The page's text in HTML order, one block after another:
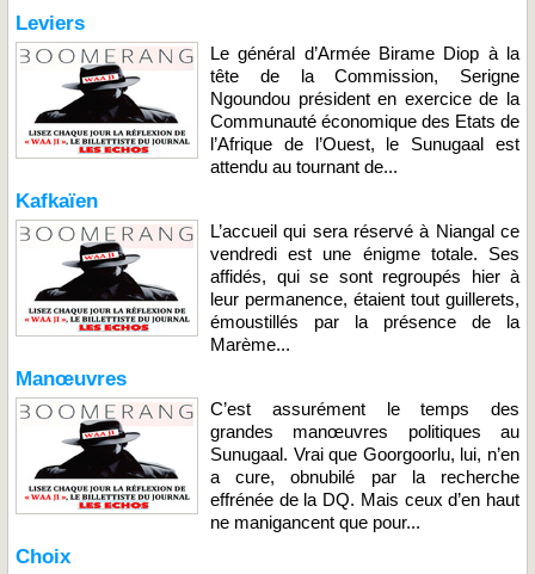
Leviers
Le général d’Armée Birame Diop à la
tête de la Commission, Serigne
Ngoundou président en exercice de la
Communauté économique des Etats de
l’Afrique de l’Ouest, le Sunugaal est
attendu au tournant de...
Kafkaïen
L’accueil qui sera réservé à Niangal ce
vendredi est une énigme totale. Ses
affidés, qui se sont regroupés hier à
leur permanence, étaient tout guillerets,
émoustillés par la présence de la
Marème...
Manœuvres
C’est assurément le temps des
grandes manœuvres politiques au
Sunugaal. Vrai que Goorgoorlu, lui, n’en
a cure, obnubilé par la recherche
effrénée de la DQ. Mais ceux d’en haut
ne manigancent que pour...
Choix